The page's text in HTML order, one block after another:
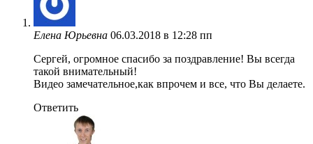
Елена Юрьевна 06.03.2018 в 12:28 пп
Сергей, огромное спасибо за поздравление! Вы всегда
такой внимательный!
Видео замечательное,как впрочем и все, что Вы делаете.
Ответить